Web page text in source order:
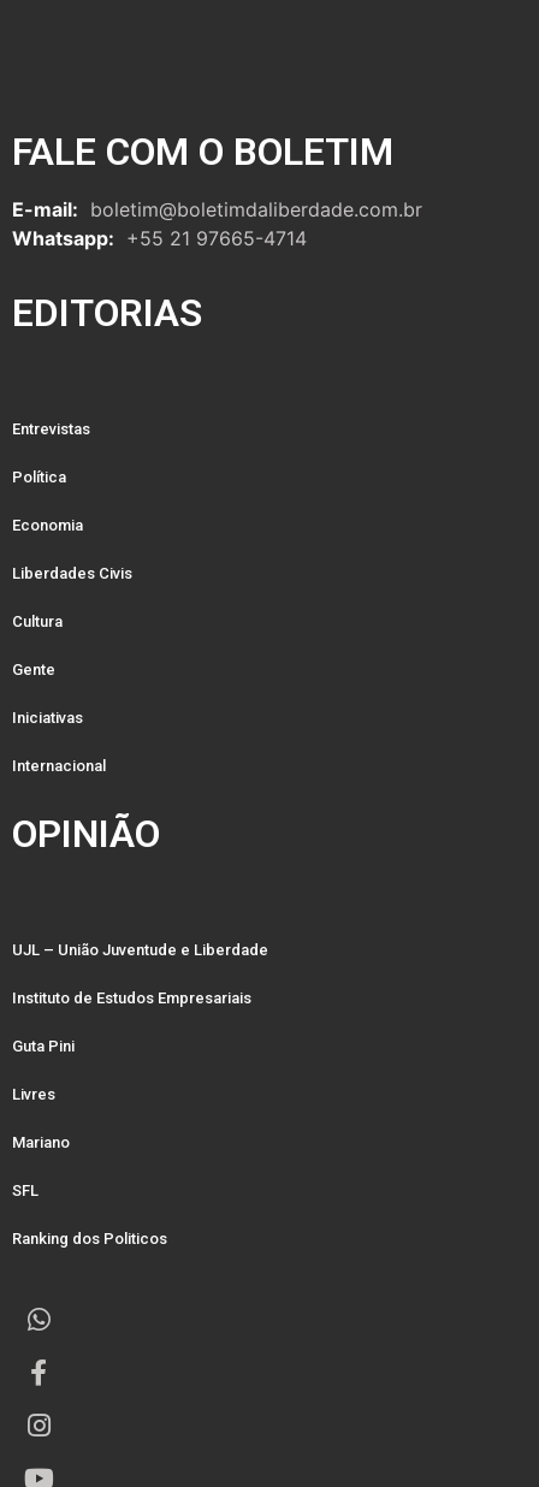
FALE COM O BOLETIM
E-mail: boletim@boletimdaliberdade.com.br
Whatsapp: +55 21 97665-4714
EDITORIAS
Entrevistas
Política
Economia
Liberdades Civis
Cultura
Gente
Iniciativas
Internacional
OPINIÃO
UJL – União Juventude e Liberdade
Instituto de Estudos Empresariais
Guta Pini
Livres
Mariano
SFL
Ranking dos Politicos